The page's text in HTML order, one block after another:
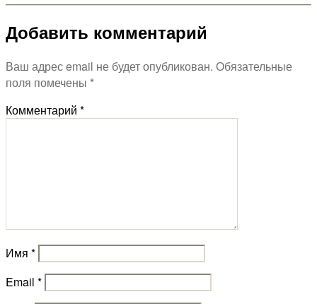
Добавить комментарий
Ваш адрес email не будет опубликован. Обязательные
поля помечены *
Комментарий *
Имя *
Email *